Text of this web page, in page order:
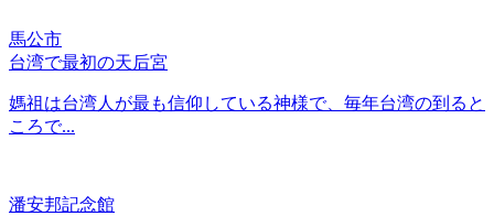
馬公市
台湾で最初の天后宮
媽祖は台湾人が最も信仰している神様で、毎年台湾の到ると
ころで...
潘安邦記念館